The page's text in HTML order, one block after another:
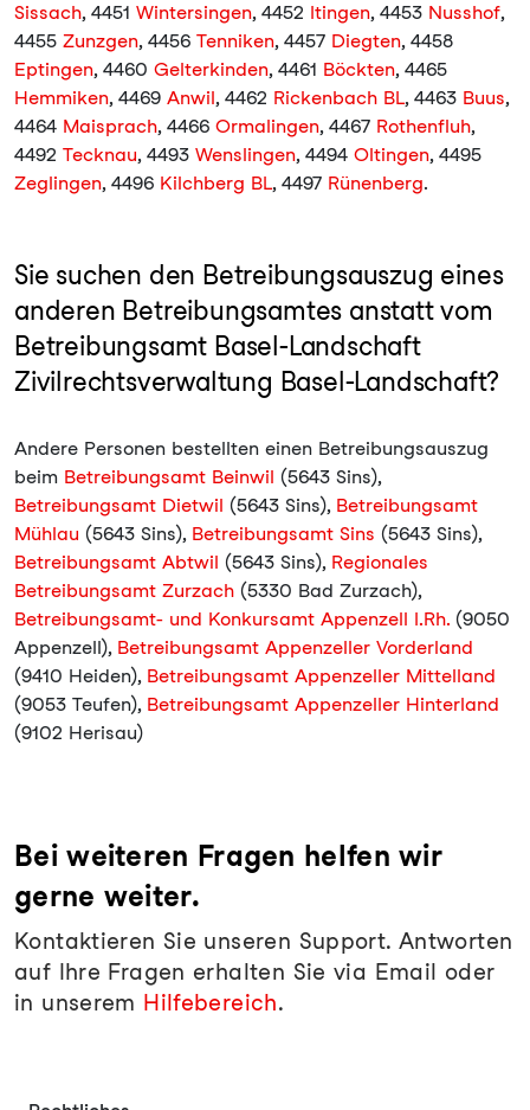
Sissach, 4451 Wintersingen, 4452 Itingen, 4453 Nusshof,
4455 Zunzgen, 4456 Tenniken, 4457 Diegten, 4458
Eptingen, 4460 Gelterkinden, 4461 Böckten, 4465
Hemmiken, 4469 Anwil, 4462 Rickenbach BL, 4463 Buus,
4464 Maisprach, 4466 Ormalingen, 4467 Rothenfluh,
4492 Tecknau, 4493 Wenslingen, 4494 Oltingen, 4495
Zeglingen, 4496 Kilchberg BL, 4497 Rünenberg.
Sie suchen den Betreibungsauszug eines
anderen Betreibungsamtes anstatt vom
Betreibungsamt Basel-Landschaft
Zivilrechtsverwaltung Basel-Landschaft?
Andere Personen bestellten einen Betreibungsauszug
beim Betreibungsamt Beinwil (5643 Sins),
Betreibungsamt Dietwil (5643 Sins), Betreibungsamt
Mühlau (5643 Sins), Betreibungsamt Sins (5643 Sins),
Betreibungsamt Abtwil (5643 Sins), Regionales
Betreibungsamt Zurzach (5330 Bad Zurzach),
Betreibungsamt- und Konkursamt Appenzell I.Rh. (9050
Appenzell), Betreibungsamt Appenzeller Vorderland
(9410 Heiden), Betreibungsamt Appenzeller Mittelland
(9053 Teufen), Betreibungsamt Appenzeller Hinterland
(9102 Herisau)
Bei weiteren Fragen helfen wir
gerne weiter.
Kontaktieren Sie unseren Support. Antworten
auf Ihre Fragen erhalten Sie via Email oder
in unserem Hilfebereich.